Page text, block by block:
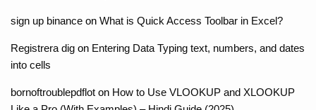
sign up binance on What is Quick Access Toolbar in Excel?
Registrera dig on Entering Data Typing text, numbers, and dates
into cells
bornoftroublepdflot on How to Use VLOOKUP and XLOOKUP